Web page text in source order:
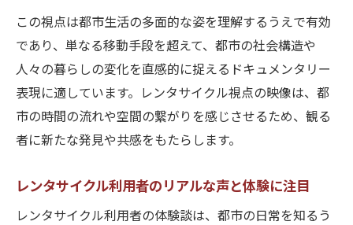
自転車移動と新しい日常の関係を深掘り
都市生活者のリアルとレンタサイクル活用
術
路上のリアルはレンタサイクルから始まる
レンタサイクルが映す路上労働のリアリテ
配達員目線のドキュメンタリーで知る現代
社会
この視点は都市生活の多面的な姿を理解するうえで有効
であり、単なる移動手段を超えて、都市の社会構造や
人々の暮らしの変化を直感的に捉えるドキュメンタリー
表現に適しています。レンタサイクル視点の映像は、都
市の時間の流れや空間の繋がりを感じさせるため、観る
者に新たな発見や共感をもたらします。
レンタサイクル利用者のリアルな声と体験に注目
レンタサイクル利用者の体験談は、都市の日常を知るう